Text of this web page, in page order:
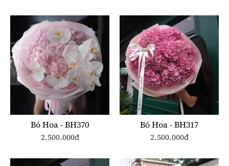
Bó Hoa - BH370
2.500.000đ
Bó Hoa - BH317
2.500.000đ